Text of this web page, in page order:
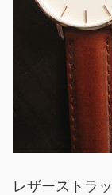
レザーストラ